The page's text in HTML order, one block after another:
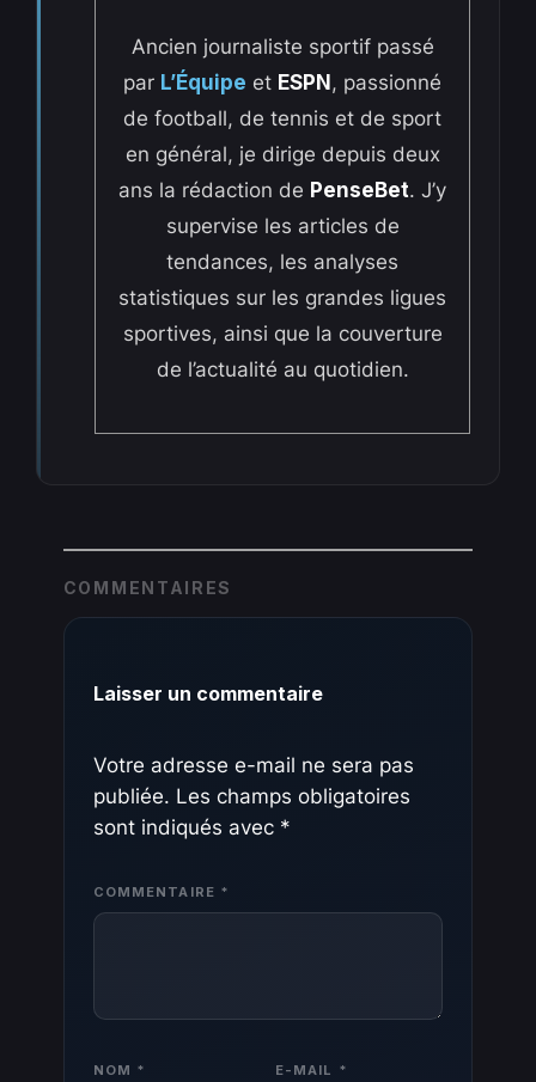
Ancien journaliste sportif passé
par L’Équipe et ESPN , passionné
de football, de tennis et de sport
en général, je dirige depuis deux
ans la rédaction de PenseBet. J’y
supervise les articles de
tendances, les analyses
statistiques sur les grandes ligues
sportives, ainsi que la couverture
de l’actualité au quotidien.
COMMENTAIRES
Laisser un commentaire
Votre adresse e-mail ne sera pas
publiée. Les champs obligatoires
sont indiqués avec *
COMMENTAIRE *
NOM * E-MAIL *